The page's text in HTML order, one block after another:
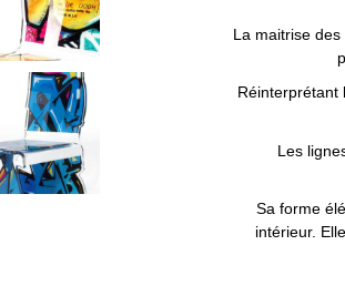
La maitrise
Réinterprétant
Les
Sa forme
intérieur.